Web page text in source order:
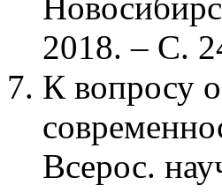
2018. – С.
К вопросу
Всерос.